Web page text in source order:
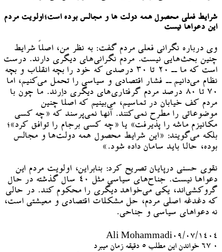
شرایط فعلی محصول همه دولت ها و مجالس بوده است؛اولویت مردم
این دعواها نیست
وی درباره نگرانی فعلی مردم گفت: به نظر من، اصلاً شرایط
چنین بحث‌هایی نیست. مردم نگرانی‌های دیگری دارند. درست
است که ما ــ ۲۰ تا ۳۰ درصدی که خود را بچه انقلاب و بچه
نظام می‌دانیم ــ فشار اقتصادی و سیاسی را تحمل می‌کنیم، اما
۷۰ تا ۸۰ درصد مردم گرفتاری‌های دیگری دارند. ما چون با
مردم کف خیابان در تماسیم، می‌بینیم که اصلاً چنین
موضوعاتی را مطرح نمی‌کنند. آنها نمی‌پرسند که «چه کسی
مکانیزم ماشه را پذیرفت» یا «چه کسی برجام را توافق کرد»؛
بلکه می‌گویند: «این شرایط محصول همه دولت‌ها و مجالس
بوده، حالا باید سامان داده شود.»
نقوی حسنی درپایان تصریح کرد: بنابراین، اولویت مردم این
دعواها نیست. جناح‌های سیاسی مثل ۴۰ سال گذشته در حال
گروکشی‌اند، یکی می‌خواهد دیگری را محکوم کند. در حالی
که دغدغه اصلی مردم، حل مشکلات اقتصادی و معیشتی است،
نه دعواهای سیاسی و جناحی.
Ali Mohammadi ۰۹/۰۷/۱۴۰۴
۰
خواندن این مطلب 5 دقیقه زمان میبرد